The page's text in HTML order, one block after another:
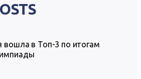
вошла в Топ-3 по итогам